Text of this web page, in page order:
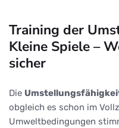
Training der
Kleine Spiele –
sicher
Die
obgleich es schon im
Umweltbedingungen